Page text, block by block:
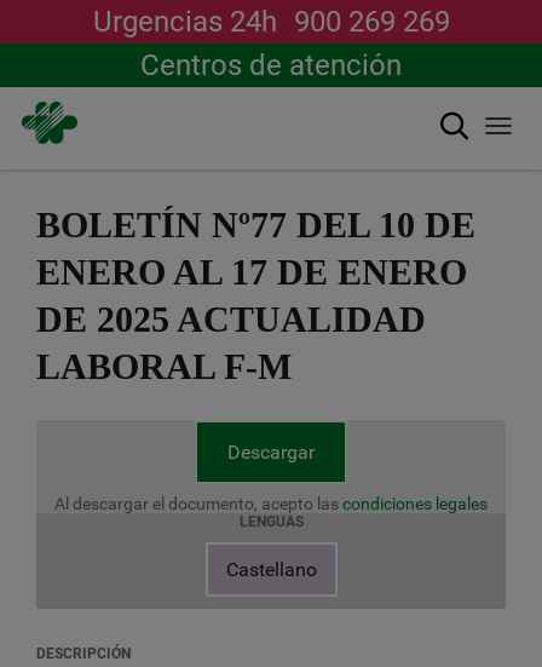
contenido
Urgencias 24h 900 269 269
Centros de atención
Buscar
BOLETÍN Nº77 DEL 10 DE
ENERO AL 17 DE ENERO
DE 2025 ACTUALIDAD
LABORAL F-M
Descargar
Al descargar el documento, acepto lascondiciones legales
LENGUAS
Castellano
DESCRIPCIÓN